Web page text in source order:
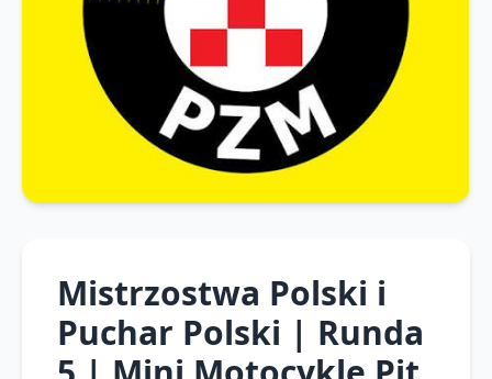
Mistrzostwa Polski i
Puchar Polski | Runda